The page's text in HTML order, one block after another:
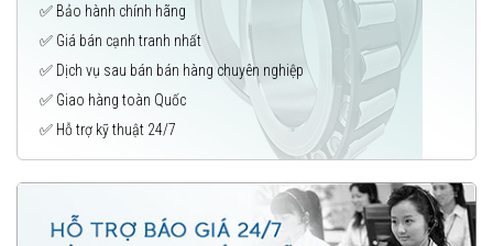
✅ Bảo hành chính hãng
✅ Giá bán cạnh tranh nhất
✅ Dịch vụ sau bán bán hàng chuyên nghiệp
✅ Giao hàng toàn Quốc
✅ Hỗ trợ kỹ thuật 24/7